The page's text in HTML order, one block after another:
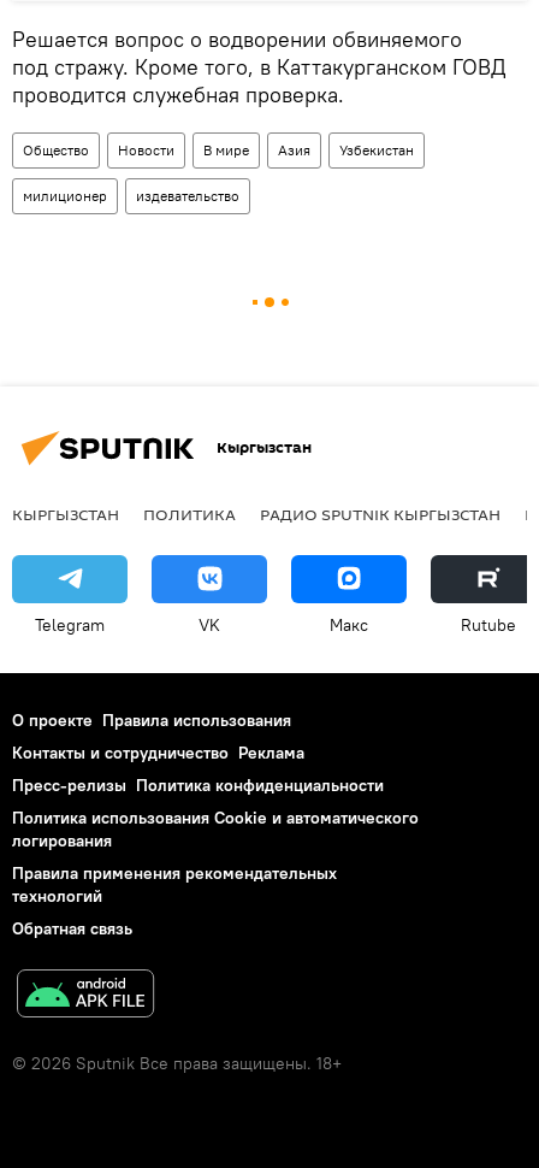
Решается вопрос о водворении обвиняемого
под стражу. Кроме того, в Каттакурганском ГОВД
проводится служебная проверка.
Общество Новости В мире Азия Узбекистан
милиционер издевательство
Кыргызстан
КЫРГЫЗСТАН ПОЛИТИКА РАДИО SPUTNIK КЫРГЫЗСТАН
Telegram VK Макс Rutube
О проекте Правила использования
Контакты и сотрудничество Реклама
Пресс-релизы Политика конфиденциальности
Политика использования Cookie и автоматического
логирования
Правила применения рекомендательных
технологий
Обратная связь
© 2026 Sputnik Все права защищены. 18+